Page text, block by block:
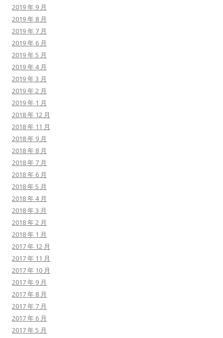
2019 年 9 月
2019 年 8 月
2019 年 7 月
2019 年 6 月
2019 年 5 月
2019 年 4 月
2019 年 3 月
2019 年 2 月
2019 年 1 月
2018 年 12 月
2018 年 11 月
2018 年 9 月
2018 年 8 月
2018 年 7 月
2018 年 6 月
2018 年 5 月
2018 年 4 月
2018 年 3 月
2018 年 2 月
2018 年 1 月
2017 年 12 月
2017 年 11 月
2017 年 10 月
2017 年 9 月
2017 年 8 月
2017 年 7 月
2017 年 6 月
2017 年 5 月